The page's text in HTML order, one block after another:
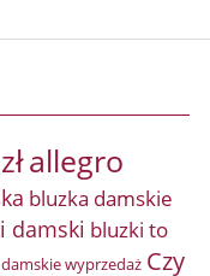
allegro
bluzka damskie
damski bluzki to
wyprzedaż Czy